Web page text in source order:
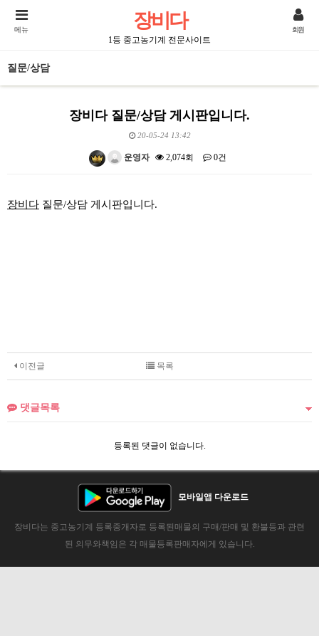
장비다
1등 중고농기계 전문사이트
메뉴 회원
질문/상담
장비다 질문/상담 게시판입니다.
20-05-24 13:42
운영자 2,074회 0건
장비다 질문/상담 게시판입니다.
이전글 목록
댓글목록
등록된 댓글이 없습니다.
모바일앱 다운로드
장비다는 중고농기계 등록중개자로 등록된매물의 구매/판매 및 환불등과 관련
된 의무와책임은 각 매물등록판매자에게 있습니다.